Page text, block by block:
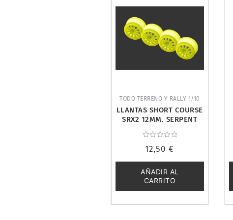
TODO TERRENO Y RALLY 1/10
LLANTAS SHORT COURSE
SRX2 12MM. SERPENT
con
de
5
12,50€
AÑADIR AL
CARRITO